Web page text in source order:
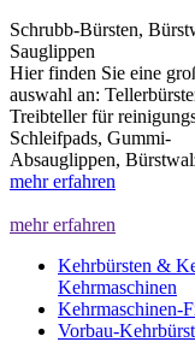
Schrubb-Bürsten,
Sauglippen
Hier finden Sie eine
auswahl an:
Treibteller für
Schleifpads, Gummi-
Absauglippen,
mehr erfahren
mehr erfahren
Kehrbürsten &
Kehrmaschinen
Kehrmaschinen-
Vorbau-